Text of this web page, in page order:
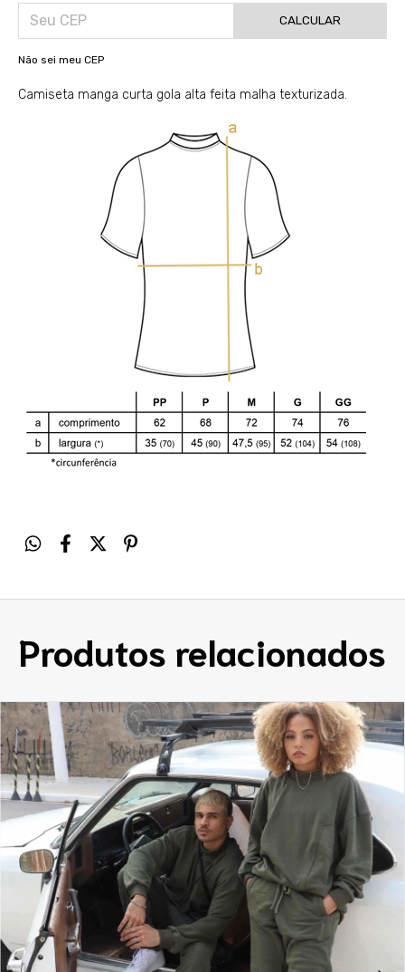
CALCULAR
Não sei meu CEP
Camiseta manga curta gola alta feita malha texturizada.
Produtos relacionados